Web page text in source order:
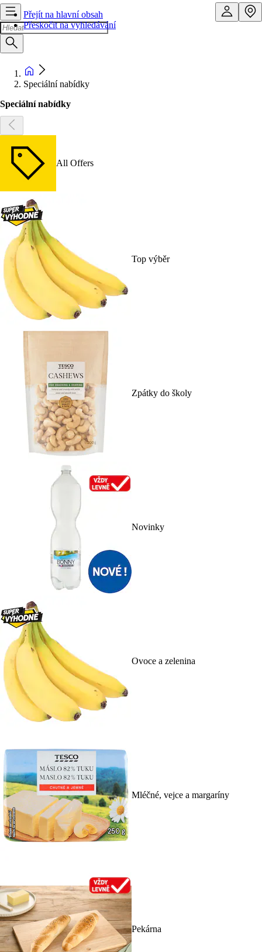
Přejít na hlavní obsah
Přeskočit na vyhledávání
Speciální nabídky
Speciální nabídky
All Offers
Top výběr
Zpátky do školy
Novinky
Ovoce a zelenina
Mléčné, vejce a margaríny
Pekárna